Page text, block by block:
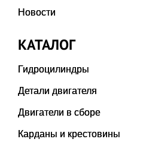
Новости
КАТАЛОГ
Гидроцилиндры
Детали двигателя
Двигатели в сборе
Карданы и крестовины